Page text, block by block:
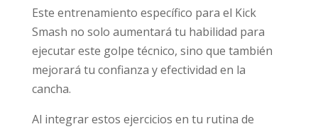
Este entrenamiento específico para el Kick
Smash no solo aumentará tu habilidad para
ejecutar este golpe técnico, sino que también
mejorará tu confianza y efectividad en la
cancha.
Al integrar estos ejercicios en tu rutina de